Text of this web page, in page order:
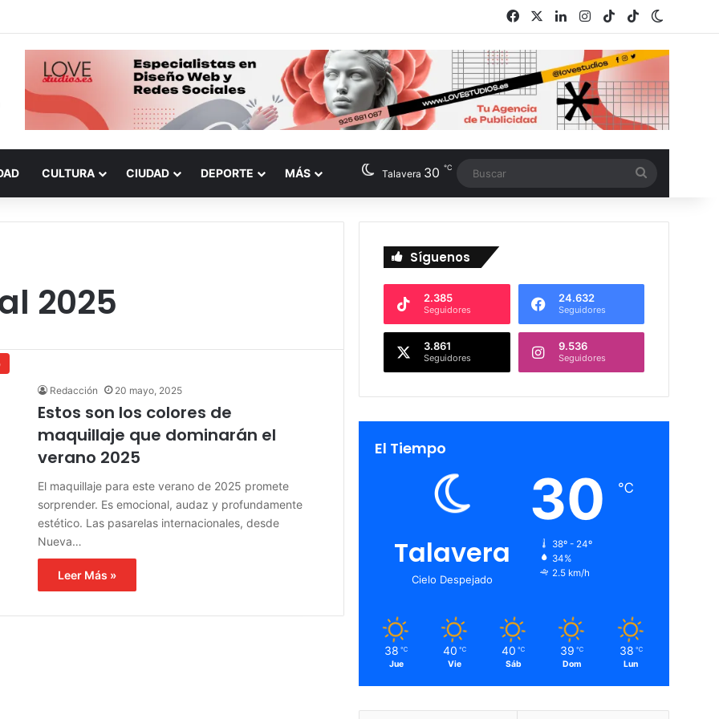
Facebook LinkedInInstagram
TikTokRSS
CULTURA CIUDAD DEPORTE MÁS Talavera 30 ℃
2025
Redacción 20 mayo, 2025
Estos son los colores de
maquillaje que dominarán el
verano 2025
El maquillaje para este verano de 2025 promete
sorprender. Es emocional, audaz y profundamente
estético. Las pasarelas internacionales, desde
Nueva…
Leer Más »
Síguenos
2.385
Seguidores
24.632
Seguidores
3.861
Seguidores
9.536
Seguidores
El Tiempo
Talavera
Cielo Despejado
30 ℃
38º - 24º
34%
2.5 km/h
38 ℃
Jue
40 ℃
Vie
40 ℃
Sáb
39 ℃
Dom
38 ℃
Lun